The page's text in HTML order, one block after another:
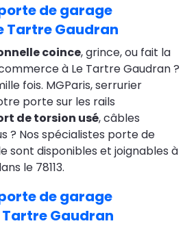
de garage
Tartre Gaudran
coince, grince, ou fait la
à Le Tartre Gaudran ?
fois. MGParis, serrurier
porte sur les rails
de torsion usé, câbles
? Nos spécialistes porte de
sont disponibles et joignables à
le 78113.
de garage
Gaudran